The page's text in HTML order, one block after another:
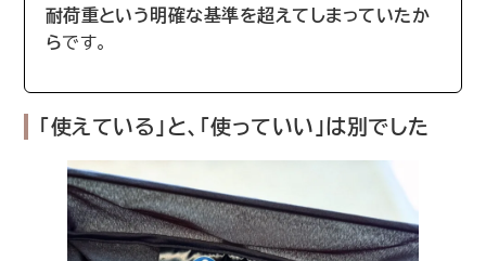
耐荷重という明確な基準を超えてしまっていたか
らです。
｢使えている｣と、｢使っていい｣は別でした